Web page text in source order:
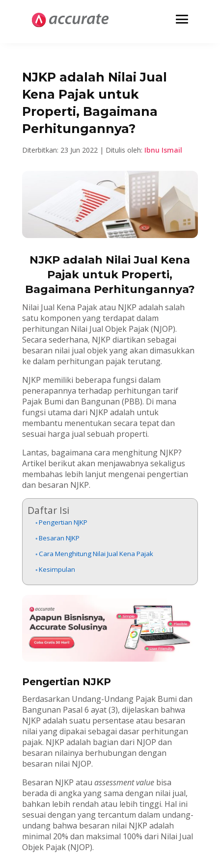
NJKP adalah Nilai Jual
Kena Pajak untuk
Properti, Bagaimana
Perhitungannya?
Diterbitkan: 23 Jun 2022 | Ditulis oleh: Ibnu Ismail
NJKP adalah Nilai Jual Kena
Pajak untuk Properti,
Bagaimana Perhitungannya?
Nilai Jual Kena Pajak atau NJKP adalah salah
satu komponen yang terdapat dalam
perhitungan Nilai Jual Objek Pajak (NJOP).
Secara sederhana, NJKP diartikan sebagai
besaran nilai jual objek yang akan dimasukkan
ke dalam perhitungan pajak terutang.
NJKP memiliki beberapa fungsi dalam
penerapannya terhadap perhitungan tarif
Pajak Bumi dan Bangunan (PBB). Di mana
fungsi utama dari NJKP adalah untuk
membantu menentukan secara tepat dan
sesuai harga jual sebuah properti.
Lantas, bagaimana cara menghitung NJKP?
Artikel berikut akan menjawabnya sekaligus
membahas lebih lanjut mengenai pengertian
dan besaran NJKP.
Daftar Isi
Pengertian NJKP
Besaran NJKP
Cara Menghitung Nilai Jual Kena Pajak
Kesimpulan
Pengertian NJKP
Berdasarkan Undang-Undang Pajak Bumi dan
Bangunan Pasal 6 ayat (3), dijelaskan bahwa
NJKP adalah suatu persentase atau besaran
nilai yang dipakai sebagai dasar perhitungan
pajak. NJKP adalah bagian dari NJOP dan
besaran nilainya berhubungan dengan
besaran nilai NJOP.
Besaran NJKP atau assessment valuebisa
berada di angka yang sama dengan nilai jual,
bahkan lebih rendah atau lebih tinggi. Hal ini
sesuai dengan yang tercantum dalam undang-
undang bahwa besaran nilai NJKP adalah
minimal 20% dan maksimal 100% dari Nilai Jual
Objek Pajak (NJOP).